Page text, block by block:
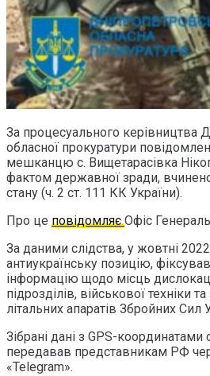
За процесуального керівництва
обласної прокуратури
мешканцю с. Вищетарасівка
фактом державної зради,
стану (ч. 2 ст. 111 КК України).
Про це повідомляєОфіс
За даними слідства, у жовтні
антиукраїнську позицію,
інформацію щодо місць
підрозділів, військової техніки
літальних апаратів Збройних Сил
Зібрані дані з GPS-координатами
передавав представникам РФ
«Telegram».